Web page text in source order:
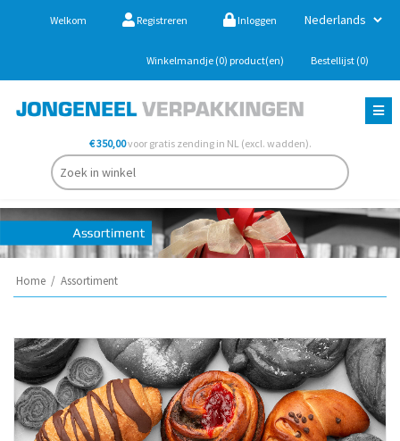
Welkom Registreren Inloggen
Winkelmandje (0) product(en) Bestellijst (0)
€ 350,00voor gratis zending in NL (excl. wadden).
Home / Assortiment